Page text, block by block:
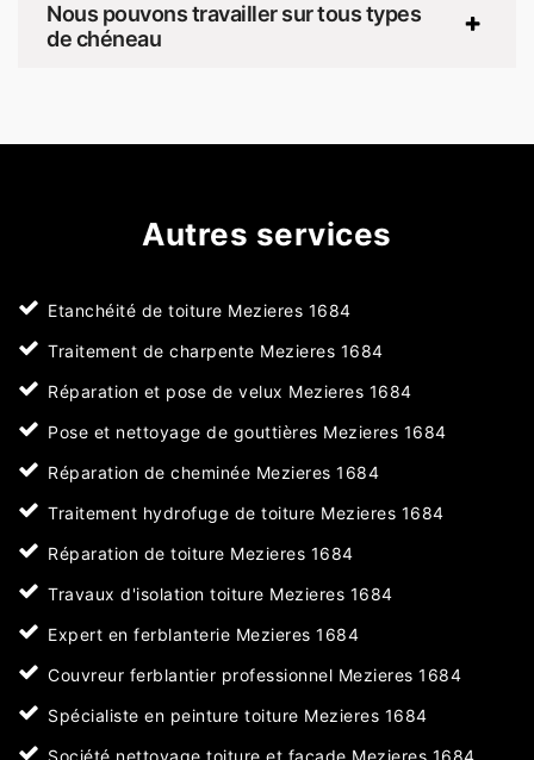
Nous pouvons travailler sur tous types
de chéneau
Autres services
Etanchéité de toiture Mezieres 1684
Traitement de charpente Mezieres 1684
Réparation et pose de velux Mezieres 1684
Pose et nettoyage de gouttières Mezieres 1684
Réparation de cheminée Mezieres 1684
Traitement hydrofuge de toiture Mezieres 1684
Réparation de toiture Mezieres 1684
Travaux d'isolation toiture Mezieres 1684
Expert en ferblanterie Mezieres 1684
Couvreur ferblantier professionnel Mezieres 1684
Spécialiste en peinture toiture Mezieres 1684